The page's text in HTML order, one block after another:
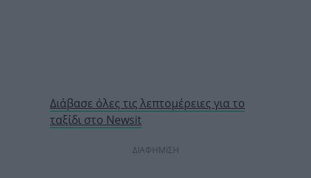
Διάβασε όλες τις λεπτομέρειες για το
ταξίδι στο Newsit
ΔΙΑΦΗΜΙΣΗ